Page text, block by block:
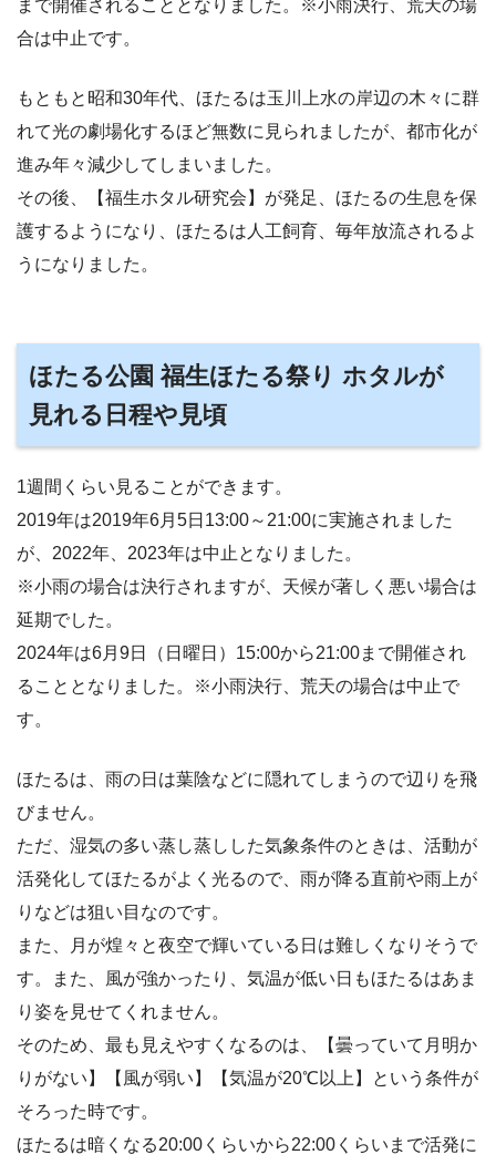
まで開催されることとなりました。※小雨決行、荒天の場
合は中止です。
もともと昭和30年代、ほたるは玉川上水の岸辺の木々に群
れて光の劇場化するほど無数に見られましたが、都市化が
進み年々減少してしまいました。
その後、【福生ホタル研究会】が発足、ほたるの生息を保
護するようになり、ほたるは人工飼育、毎年放流されるよ
うになりました。
ほたる公園 福生ほたる祭り ホタルが
見れる日程や見頃
1週間くらい見ることができます。
2019年は2019年6月5日13:00～21:00に実施されました
が、2022年、2023年は中止となりました。
※小雨の場合は決行されますが、天候が著しく悪い場合は
延期でした。
2024年は6月9日（日曜日）15:00から21:00まで開催され
ることとなりました。※小雨決行、荒天の場合は中止で
す。
ほたるは、雨の日は葉陰などに隠れてしまうので辺りを飛
びません。
ただ、湿気の多い蒸し蒸しした気象条件のときは、活動が
活発化してほたるがよく光るので、雨が降る直前や雨上が
りなどは狙い目なのです。
また、月が煌々と夜空で輝いている日は難しくなりそうで
す。また、風が強かったり、気温が低い日もほたるはあま
り姿を見せてくれません。
そのため、最も見えやすくなるのは、【曇っていて月明か
りがない】【風が弱い】【気温が20℃以上】という条件が
そろった時です。
ほたるは暗くなる20:00くらいから22:00くらいまで活発に